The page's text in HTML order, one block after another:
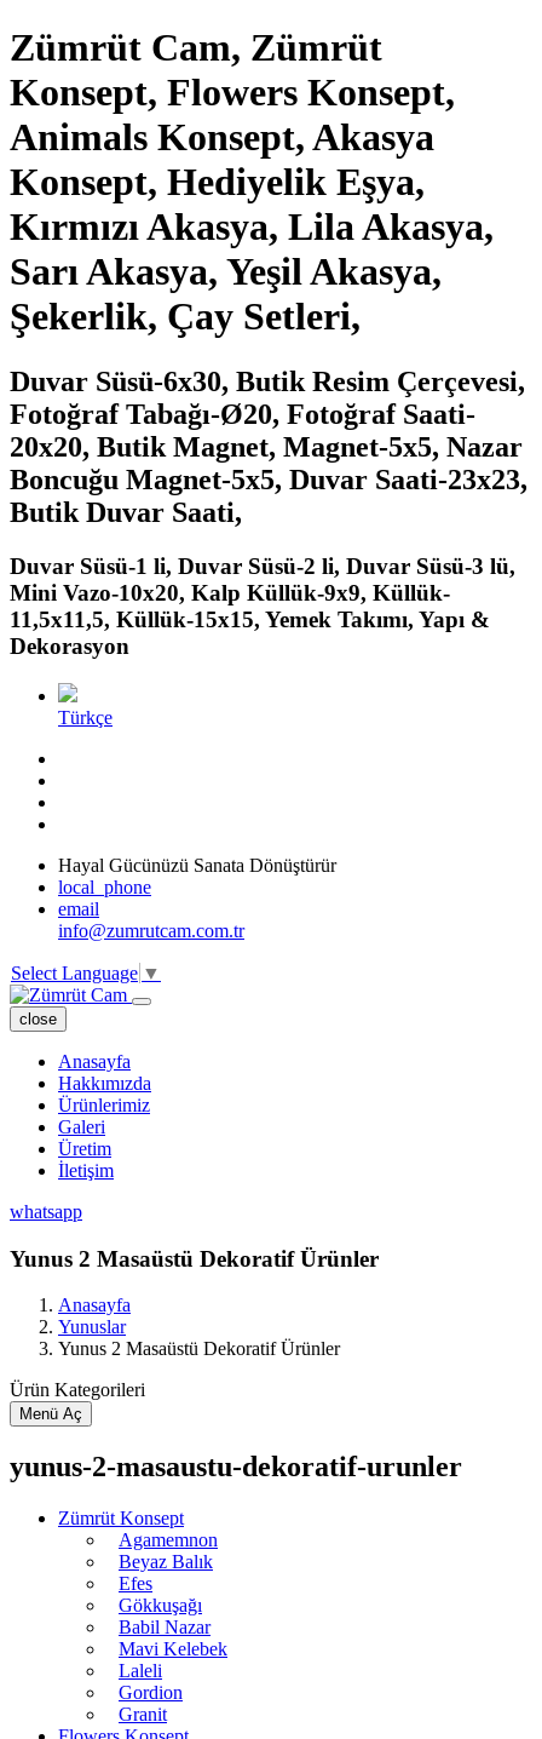
Zümrüt Cam, Zümrüt
Konsept, Flowers Konsept,
Animals Konsept, Akasya
Konsept, Hediyelik Eşya,
Kırmızı Akasya, Lila Akasya,
Sarı Akasya, Yeşil Akasya,
Şekerlik, Çay Setleri,
Duvar Süsü-6x30, Butik Resim Çerçevesi,
Fotoğraf Tabağı-Ø20, Fotoğraf Saati-
20x20, Butik Magnet, Magnet-5x5, Nazar
Boncuğu Magnet-5x5, Duvar Saati-23x23,
Butik Duvar Saati,
Duvar Süsü-1 li, Duvar Süsü-2 li, Duvar Süsü-3 lü,
Mini Vazo-10x20, Kalp Küllük-9x9, Küllük-
11,5x11,5, Küllük-15x15, Yemek Takımı, Yapı &
Dekorasyon
Türkçe
Hayal Gücünüzü Sanata Dönüştürür
local_phone
email
info@zumrutcam.com.tr
Select Language ▼
close
Anasayfa
Hakkımızda
Ürünlerimiz
Galeri
Üretim
İletişim
whatsapp
Yunus 2 Masaüstü Dekoratif Ürünler
Anasayfa
Yunuslar
Yunus 2 Masaüstü Dekoratif Ürünler
Ürün Kategorileri
Menü Aç
yunus-2-masaustu-dekoratif-urunler
Zümrüt Konsept
Agamemnon
Beyaz Balık
Efes
Gökkuşağı
Babil Nazar
Mavi Kelebek
Laleli
Gordion
Granit